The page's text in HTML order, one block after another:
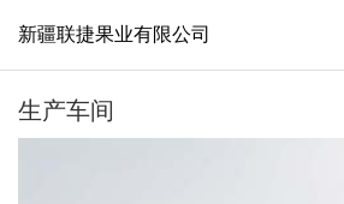
新疆联捷果业有限公司
生产车间